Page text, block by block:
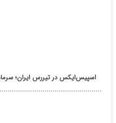
اسپیس‌ایکس در تیررس ایران؛